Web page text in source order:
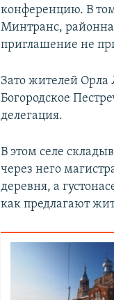
конференцию. В
Минтранс,
приглашение не
Зато жителей Орла
Богородское
делегация.
В этом селе
через него
деревня, а
как предлагают